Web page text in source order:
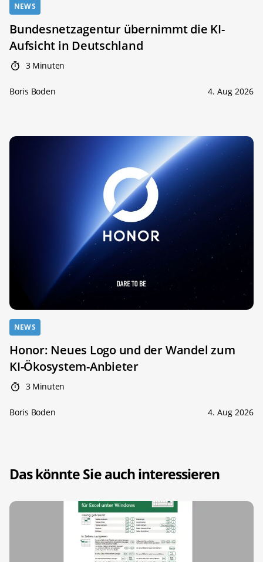
NEWS
Bundesnetzagentur übernimmt die KI-
Aufsicht in Deutschland
3 Minuten
Boris Boden 4. Aug 2026
NEWS
Honor: Neues Logo und der Wandel zum
KI-Ökosystem-Anbieter
3 Minuten
Boris Boden 4. Aug 2026
Das könnte Sie auch interessieren